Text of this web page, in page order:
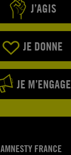
J’AGIS
JE DONNE
JE M’ENGAGE
AMNESTY FRANCE